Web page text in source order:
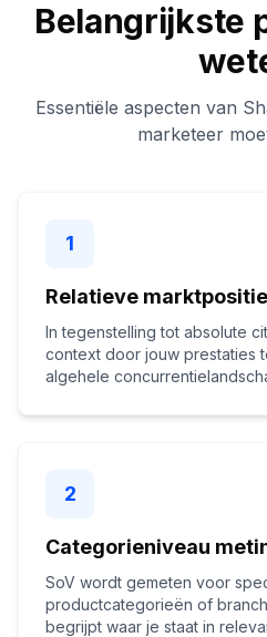
Belangrijkste
Essentiële aspecten van
marketeer
1
Relatieve marktpositie
In tegenstelling tot absolute
context door jouw prestaties
algehele
2
Categorieniveau
SoV wordt gemeten voor
productcategorieën of
begrijpt waar je staat in